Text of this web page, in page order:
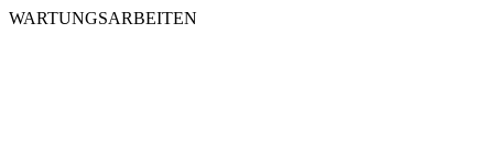
WARTUNGSARBEITEN